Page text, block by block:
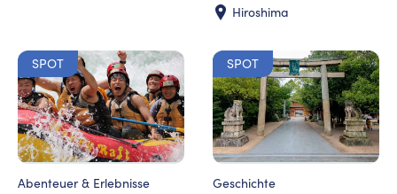
Hiroshima
SPOT
Abenteuer & Erlebnisse
SPOT
Geschichte